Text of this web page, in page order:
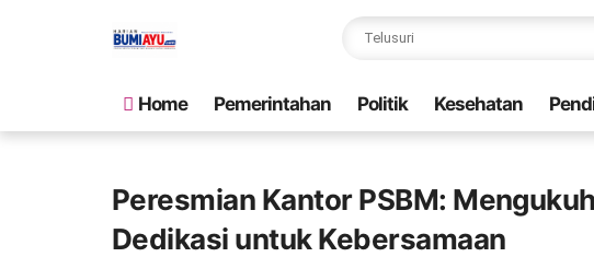
Home Pemerintahan Politik Kesehatan
Peresmian Kantor PSBM:
Dedikasi untuk Kebersamaan